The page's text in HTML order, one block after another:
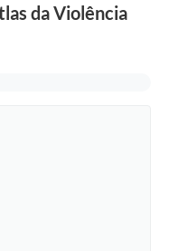
da Violência